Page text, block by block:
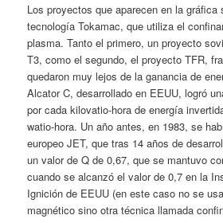
Los proyectos que aparecen en la gráfica
tecnología Tokamac, que utiliza el
plasma. Tanto el primero, un proyecto
T3, como el segundo, el proyecto TFR,
quedaron muy lejos de la ganancia de
Alcator C, desarrollado en EEUU, logró
por cada kilovatio-hora de energía
watio-hora. Un año antes, en 1983, se
europeo JET, que tras 14 años de
un valor de Q de 0,67, que se mantuvo
cuando se alcanzó el valor de 0,7 en la
Ignición de EEUU (en este caso no se
magnético sino otra técnica llamada